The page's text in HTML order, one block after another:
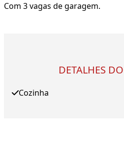
Com 3 vagas de garagem.
DETALHES
Cozinha